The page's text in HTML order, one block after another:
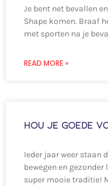
Je bent net bevallen
Shape komen. Braaf
met sporten na je
READ MORE »
Hou je goede
Ieder jaar weer staan
bewegen en
super mooie traditie!